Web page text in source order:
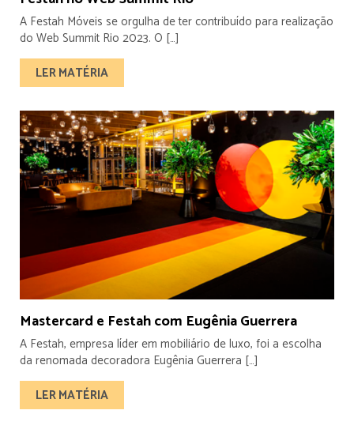
A Festah Móveis se orgulha de ter contribuído para realização
do Web Summit Rio 2023. O […]
LER MATÉRIA
Mastercard e Festah com Eugênia Guerrera
A Festah, empresa líder em mobiliário de luxo, foi a escolha
da renomada decoradora Eugênia Guerrera […]
LER MATÉRIA